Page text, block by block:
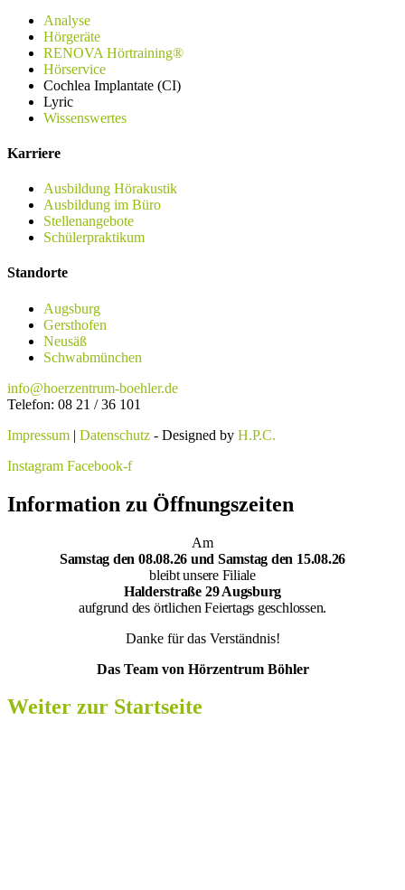
Analyse
Hörgeräte
RENOVA Hörtraining®
Hörservice
Cochlea Implantate (CI)
Lyric
Wissenswertes
Karriere
Ausbildung Hörakustik
Ausbildung im Büro
Stellenangebote
Schülerpraktikum
Standorte
Augsburg
Gersthofen
Neusäß
Schwabmünchen
info@hoerzentrum-boehler.de
Telefon: 08 21 / 36 101
Impressum | Datenschutz - Designed by H.P.C.
Instagram Facebook-f
Information zu Öffnungszeiten
Am
Samstag den 08.08.26 und Samstag den 15.08.26
bleibt unsere Filiale
Halderstraße 29 Augsburg
aufgrund des örtlichen Feiertags geschlossen.
Danke für das Verständnis!
Das Team von Hörzentrum Böhler
Weiter zur Startseite